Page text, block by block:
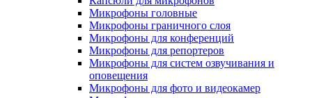
Микрофоны головные
Микрофоны граничного слоя
Микрофоны для конференций
Микрофоны для репортеров
Микрофоны для систем озвучивания и
оповещения
Микрофоны для фото и видеокамер